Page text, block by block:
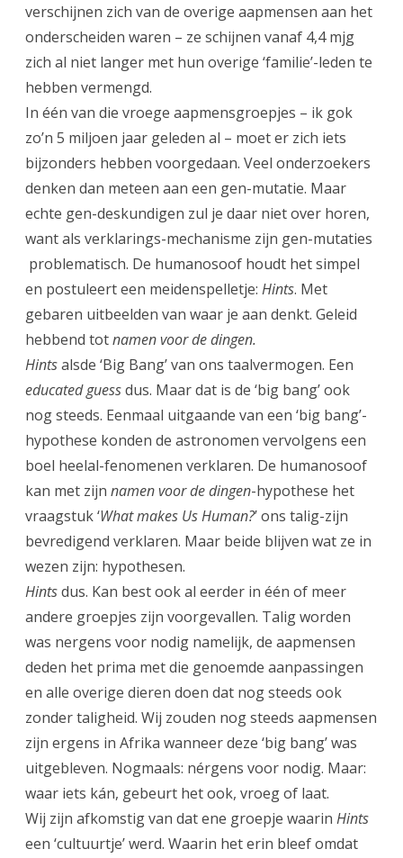
verschijnen zich van de overige aapmensen aan het
onderscheiden waren – ze schijnen vanaf 4,4 mjg
zich al niet langer met hun overige ‘familie’-leden te
hebben vermengd.
In één van die vroege aapmensgroepjes – ik gok
zo’n 5 miljoen jaar geleden al – moet er zich iets
bijzonders hebben voorgedaan. Veel onderzoekers
denken dan meteen aan een gen-mutatie. Maar
echte gen-deskundigen zul je daar niet over horen,
want als verklarings-mechanisme zijn gen-mutaties
problematisch. De humanosoof houdt het simpel
en postuleert een meidenspelletje: Hints. Met
gebaren uitbeelden van waar je aan denkt. Geleid
hebbend totnamen voor de dingen.
Hintsalsde ‘Big Bang’ van ons taalvermogen. Een
educated guessdus. Maar dat is de ‘big bang’ ook
nog steeds. Eenmaal uitgaande van een ‘big bang’-
hypothese konden de astronomen vervolgens een
boel heelal-fenomenen verklaren. De humanosoof
kan met zijn namen voor de dingen-hypothese het
vraagstuk ‘What makes Us Human?’ ons talig-zijn
bevredigend verklaren. Maar beide blijven wat ze in
wezen zijn: hypothesen.
Hintsdus. Kan best ook al eerder in één of meer
andere groepjes zijn voorgevallen. Talig worden
was nergens voor nodig namelijk, de aapmensen
deden het prima met die genoemde aanpassingen
en alle overige dieren doen dat nog steeds ook
zonder taligheid. Wij zouden nog steeds aapmensen
zijn ergens in Afrika wanneer deze ‘big bang’ was
uitgebleven. Nogmaals: nérgens voor nodig. Maar:
waar iets kán, gebeurt het ook, vroeg of laat.
Wij zijn afkomstig van dat ene groepje waarin Hints
een ‘cultuurtje’ werd. Waarin het erin bleef omdat